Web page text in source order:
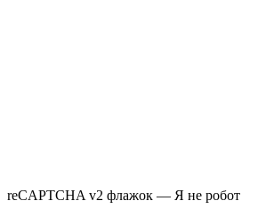
reCAPTCHA v2 флажок — Я не робот